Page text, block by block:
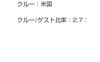
クルー：米国
クルー/ゲスト比率：2.7：1